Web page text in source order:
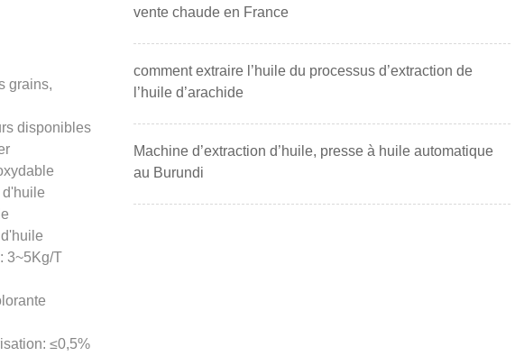
ne nécessite
un
grains,
disponibles
d'huile
3~5Kg/T
≤0,5%
vente chaude en France
comment extraire l’huile du processus d’extraction de
l’huile d’arachide
Machine d’extraction d’huile, presse à huile automatique
au Burundi